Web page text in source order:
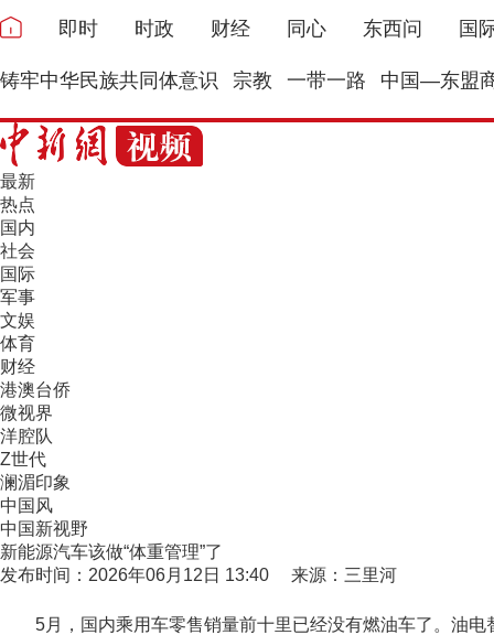
即时 时政 财经 同心 东西问 国
铸牢中华民族共同体意识 宗教 一带一路 中国—东盟
最新
热点
国内
社会
国际
军事
文娱
体育
财经
港澳台侨
微视界
洋腔队
Z世代
澜湄印象
中国风
中国新视野
新能源汽车该做“体重管理”了
发布时间：2026年06月12日 13:40 来源：三里河
5月，国内乘用车零售销量前十里已经没有燃油车了。油电